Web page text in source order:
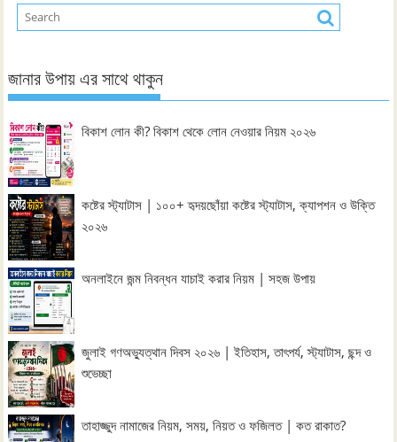
জানার উপায় এর সাথে থাকুন
বিকাশ লোন কী? বিকাশ থেকে লোন নেওয়ার নিয়ম ২০২৬
কষ্টের স্ট্যাটাস | ১০০+ হৃদয়ছোঁয়া কষ্টের স্ট্যাটাস, ক্যাপশন ও উক্তি
২০২৬
অনলাইনে জন্ম নিবন্ধন যাচাই করার নিয়ম | সহজ উপায়
জুলাই গণঅভ্যুত্থান দিবস ২০২৬ | ইতিহাস, তাৎপর্য, স্ট্যাটাস, ছন্দ ও
শুভেচ্ছা
তাহাজ্জুদ নামাজের নিয়ম, সময়, নিয়ত ও ফজিলত | কত রাকাত?